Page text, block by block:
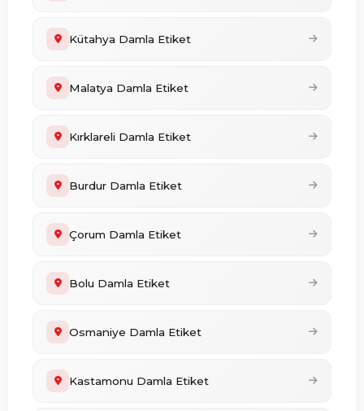
Kütahya Damla Etiket
Malatya Damla Etiket
Kırklareli Damla Etiket
Burdur Damla Etiket
Çorum Damla Etiket
Bolu Damla Etiket
Osmaniye Damla Etiket
Kastamonu Damla Etiket